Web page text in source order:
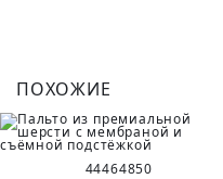
ПОХОЖИЕ
44464850